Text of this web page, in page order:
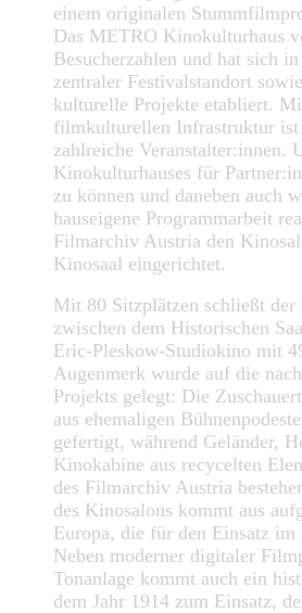
einem originalen
Das METRO Kinokulturhaus
Besucherzahlen und hat sich
zentraler Festivalstandort
kulturelle Projekte etabliert.
filmkulturellen Infrastruktur
zahlreiche Veranstalter:innen.
Kinokulturhauses für
zu können und daneben auch
hauseigene Programmarbeit
Filmarchiv Austria den
Kinosaal eingerichtet.
Mit 80 Sitzplätzen schließt
zwischen dem Historischen
Eric-Pleskow-Studiokino mit
Augenmerk wurde auf die
Projekts gelegt: Die
aus ehemaligen
gefertigt, während Geländer,
Kinokabine aus recycelten
des Filmarchiv Austria
des Kinosalons kommt aus
Europa, die für den Einsatz
Neben moderner digitaler
Tonanlage kommt auch ein
dem Jahr 1914 zum Einsatz,